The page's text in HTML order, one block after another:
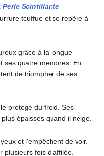
Perle Scintillante
touffue et se repère à
grâce à la longue
ses quatre membres. En
de triompher de ses
protège du froid. Ses
épaisses quand il neige.
et l'empêchent de voir.
plusieurs fois d'affilée.